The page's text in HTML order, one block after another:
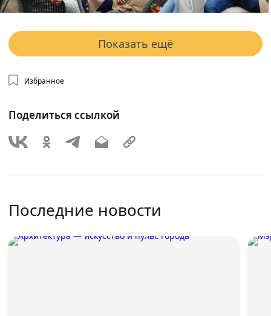
Показать ещё
Избранное
Поделиться ссылкой
Последние новости